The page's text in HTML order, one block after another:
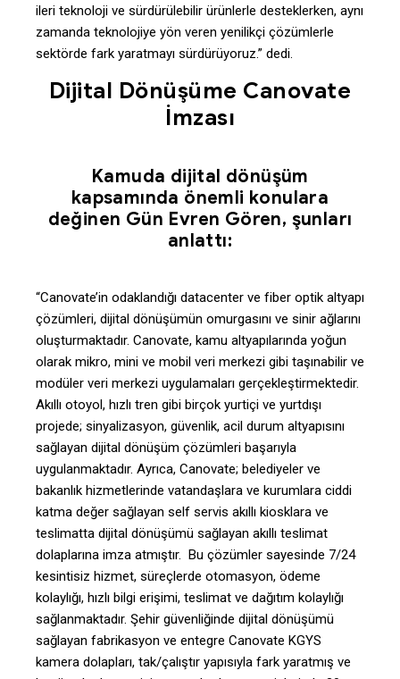
ileri teknoloji ve sürdürülebilir ürünlerle desteklerken, aynı
zamanda teknolojiye yön veren yenilikçi çözümlerle
sektörde fark yaratmayı sürdürüyoruz.” dedi.
Dijital Dönüşüme Canovate
İmzası
Kamuda dijital dönüşüm
kapsamında önemli konulara
değinen Gün Evren Gören, şunları
anlattı:
“Canovate’in odaklandığı datacenter ve fiber optik altyapı
çözümleri, dijital dönüşümün omurgasını ve sinir ağlarını
oluşturmaktadır. Canovate, kamu altyapılarında yoğun
olarak mikro, mini ve mobil veri merkezi gibi taşınabilir ve
modüler veri merkezi uygulamaları gerçekleştirmektedir.
Akıllı otoyol, hızlı tren gibi birçok yurtiçi ve yurtdışı
projede; sinyalizasyon, güvenlik, acil durum altyapısını
sağlayan dijital dönüşüm çözümleri başarıyla
uygulanmaktadır. Ayrıca, Canovate; belediyeler ve
bakanlık hizmetlerinde vatandaşlara ve kurumlara ciddi
katma değer sağlayan self servis akıllı kiosklara ve
teslimatta dijital dönüşümü sağlayan akıllı teslimat
dolaplarına imza atmıştır. Bu çözümler sayesinde 7/24
kesintisiz hizmet, süreçlerde otomasyon, ödeme
kolaylığı, hızlı bilgi erişimi, teslimat ve dağıtım kolaylığı
sağlanmaktadır. Şehir güvenliğinde dijital dönüşümü
sağlayan fabrikasyon ve entegre Canovate KGYS
kamera dolapları, tak/çalıştır yapısıyla fark yaratmış ve